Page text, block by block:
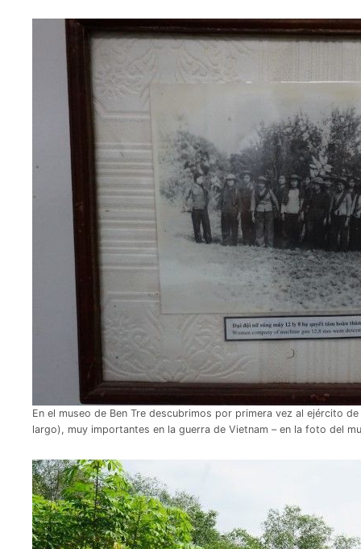
En el museo de Ben Tre descubrimos por primera vez al ejército
largo), muy importantes en la guerra de Vietnam – en la foto del